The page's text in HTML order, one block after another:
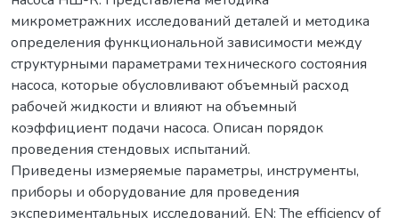
микрометражних исследований деталей и методика
определения функциональной зависимости между
структурными параметрами технического состояния
насоса, которые обусловливают объемный расход
рабочей жидкости и влияют на объемный
коэффициент подачи насоса. Описан порядок
проведения стендовых испытаний.
Приведены измеряемые параметры, инструменты,
приборы и оборудование для проведения
экспериментальных исследований. EN: The efficiency of